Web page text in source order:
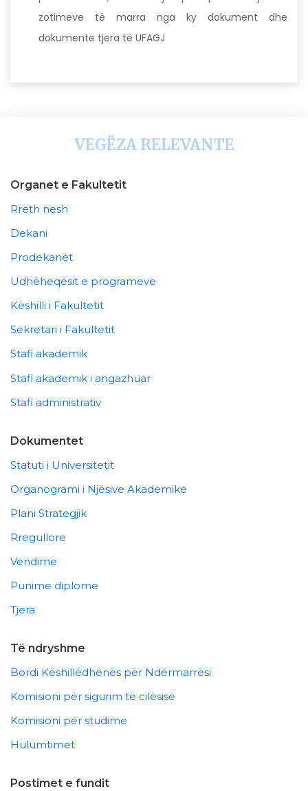
zotimeve të marra nga ky dokument dhe
dokumente tjera të UFAGJ
VEGËZA RELEVANTE
Organet e Fakultetit
Rreth nesh
Dekani
Prodekanët
Udhëheqësit e programeve
Këshilli i Fakultetit
Sekretari i Fakultetit
Stafi akademik
Stafi akademik i angazhuar
Stafi administrativ
Dokumentet
Statuti i Universitetit
Organogrami i Njësive Akademike
Plani Strategjik
Rregullore
Vendime
Punime diplome
Tjera
Të ndryshme
Bordi Këshillëdhënës për Ndërmarrësi
Komisioni për sigurim të cilësisë
Komisioni për studime
Hulumtimet
Postimet e fundit